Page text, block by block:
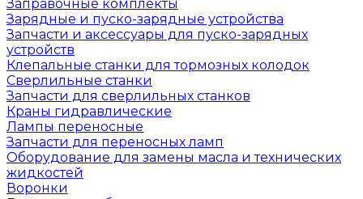
Заправочные комплекты
Зарядные и пуско-зарядные устройства
Запчасти и аксессуары для пуско-зарядных
устройств
Клепальные станки для тормозных колодок
Сверлильные станки
Запчасти для сверлильных станков
Краны гидравлические
Лампы переносные
Запчасти для переносных ламп
Оборудование для замены масла и технических
жидкостей
Воронки